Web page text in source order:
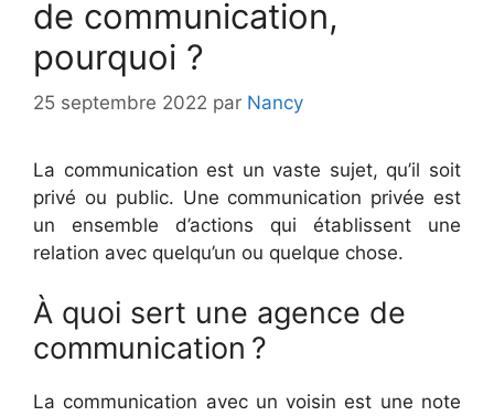
de communication,
pourquoi ?
25 septembre 2022 par Nancy
La communication est un vaste sujet, qu’il soit
privé ou public. Une communication privée est
un ensemble d’actions qui établissent une
relation avec quelqu’un ou quelque chose.
À quoi sert une agence de
communication ?
La communication avec un voisin est une note